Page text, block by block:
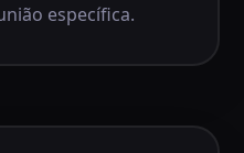
específica.